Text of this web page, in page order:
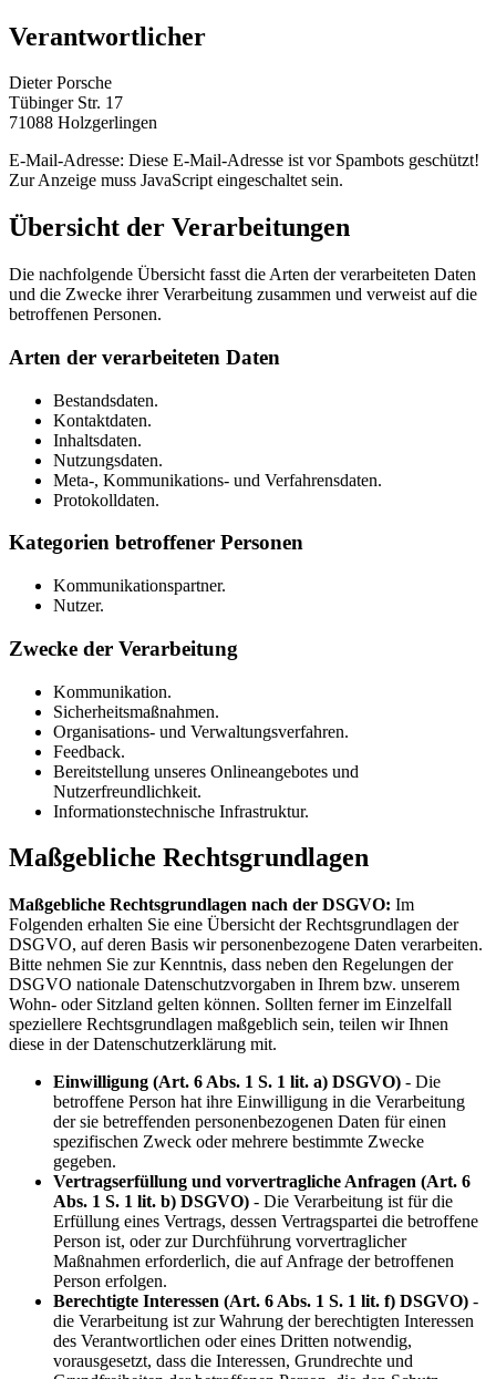
Verantwortlicher
Dieter Porsche
Tübinger Str. 17
71088 Holzgerlingen
E-Mail-Adresse: Diese E-Mail-Adresse ist vor Spambots geschützt!
Zur Anzeige muss JavaScript eingeschaltet sein.
Übersicht der Verarbeitungen
Die nachfolgende Übersicht fasst die Arten der verarbeiteten Daten
und die Zwecke ihrer Verarbeitung zusammen und verweist auf die
betroffenen Personen.
Arten der verarbeiteten Daten
Bestandsdaten.
Kontaktdaten.
Inhaltsdaten.
Nutzungsdaten.
Meta-, Kommunikations- und Verfahrensdaten.
Protokolldaten.
Kategorien betroffener Personen
Kommunikationspartner.
Nutzer.
Zwecke der Verarbeitung
Kommunikation.
Sicherheitsmaßnahmen.
Organisations- und Verwaltungsverfahren.
Feedback.
Bereitstellung unseres Onlineangebotes und
Nutzerfreundlichkeit.
Informationstechnische Infrastruktur.
Maßgebliche Rechtsgrundlagen
Maßgebliche Rechtsgrundlagen nach der DSGVO: Im
Folgenden erhalten Sie eine Übersicht der Rechtsgrundlagen der
DSGVO, auf deren Basis wir personenbezogene Daten verarbeiten.
Bitte nehmen Sie zur Kenntnis, dass neben den Regelungen der
DSGVO nationale Datenschutzvorgaben in Ihrem bzw. unserem
Wohn- oder Sitzland gelten können. Sollten ferner im Einzelfall
speziellere Rechtsgrundlagen maßgeblich sein, teilen wir Ihnen
diese in der Datenschutzerklärung mit.
Einwilligung (Art. 6 Abs. 1 S. 1 lit. a) DSGVO) - Die
betroffene Person hat ihre Einwilligung in die Verarbeitung
der sie betreffenden personenbezogenen Daten für einen
spezifischen Zweck oder mehrere bestimmte Zwecke
gegeben.
Vertragserfüllung und vorvertragliche Anfragen (Art. 6
Abs. 1 S. 1 lit. b) DSGVO) - Die Verarbeitung ist für die
Erfüllung eines Vertrags, dessen Vertragspartei die betroffene
Person ist, oder zur Durchführung vorvertraglicher
Maßnahmen erforderlich, die auf Anfrage der betroffenen
Person erfolgen.
Berechtigte Interessen (Art. 6 Abs. 1 S. 1 lit. f) DSGVO) -
die Verarbeitung ist zur Wahrung der berechtigten Interessen
des Verantwortlichen oder eines Dritten notwendig,
vorausgesetzt, dass die Interessen, Grundrechte und